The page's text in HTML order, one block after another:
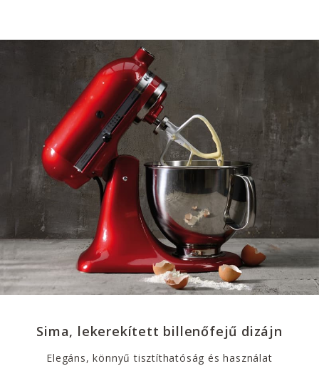
Sima, lekerekített billenőfejű dizájn
Elegáns, könnyű tisztíthatóság és használat